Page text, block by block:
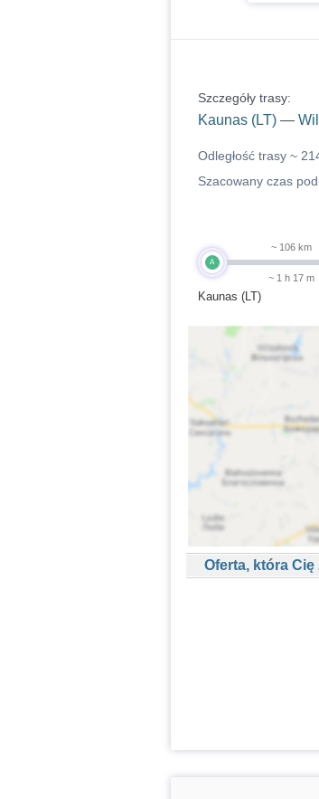
Szczegóły trasy:
Kaunas (LT) —
Odległość trasy ~
Szacowany czas
A
Kaunas (LT)
~ 106 km
~ 1 h 17 m
Oferta, która Cię